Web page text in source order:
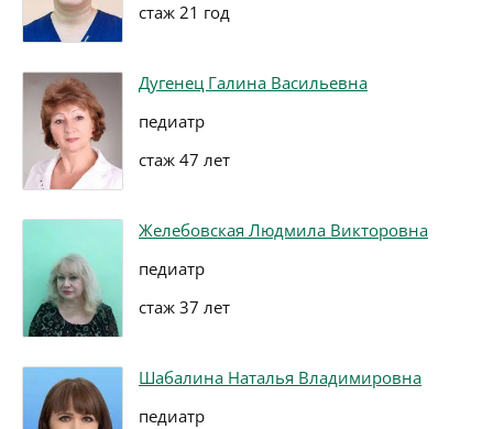
стаж 21 год
Дугенец Галина Васильевна
педиатр
стаж 47 лет
Желебовская Людмила Викторовна
педиатр
стаж 37 лет
Шабалина Наталья Владимировна
педиатр